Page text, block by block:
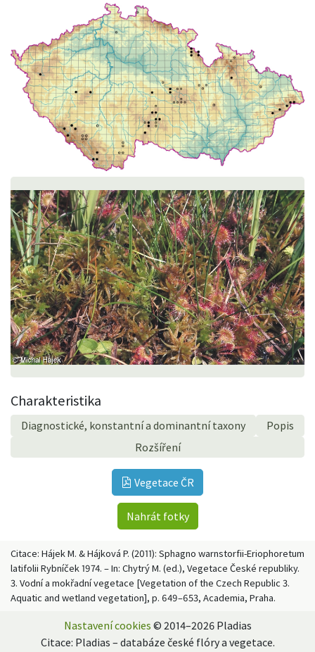
Charakteristika
Diagnostické, konstantní a dominantní taxony
Popis
Rozšíření
Vegetace ČR
Nahrát fotky
Citace: Hájek M. & Hájková P. (2011): Sphagno warnstorfii-Eriophoretum
latifolii Rybníček 1974. – In: Chytrý M. (ed.), Vegetace České republiky.
3. Vodní a mokřadní vegetace [Vegetation of the Czech Republic 3.
Aquatic and wetland vegetation], p. 649–653, Academia, Praha.
Nastavení cookies © 2014–2026 Pladias
Citace: Pladias – databáze české flóry a vegetace.